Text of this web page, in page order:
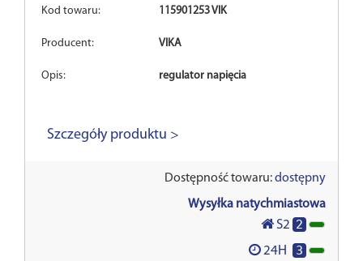
Kod towaru: 115901253 VIK
Producent: VIKA
Opis: regulator napięcia
Szczegóły produktu >
Dostępność towaru:dostępny
Wysyłka natychmiastowa
S2 2
24H 3